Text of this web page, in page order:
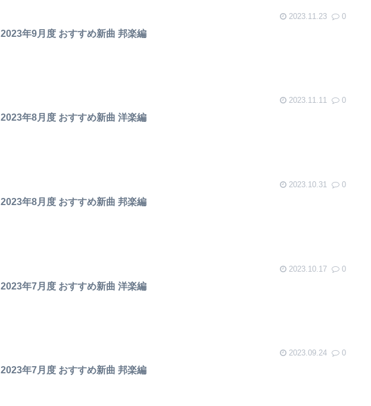
2023.11.23 0
2023年9月度 おすすめ新曲 邦楽編
2023.11.11 0
2023年8月度 おすすめ新曲 洋楽編
2023.10.31 0
2023年8月度 おすすめ新曲 邦楽編
2023.10.17 0
2023年7月度 おすすめ新曲 洋楽編
2023.09.24 0
2023年7月度 おすすめ新曲 邦楽編